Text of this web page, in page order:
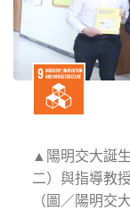
▲陽明交大誕
二）與指導教
（圖／陽明交